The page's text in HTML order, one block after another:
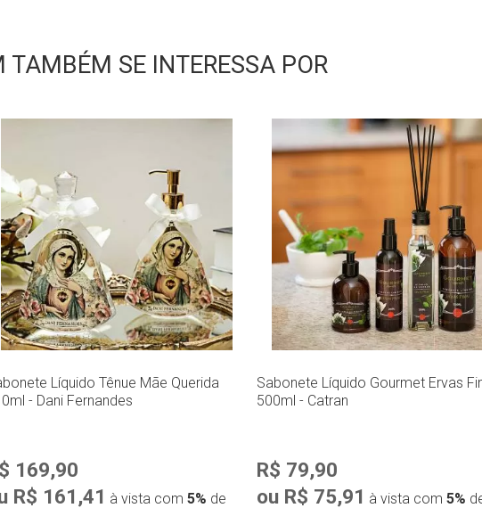
SE INTERESSA POR
Líquido Tênue Mãe Querida
- Dani Fernandes
169,90
R$ 161,41 à vista com5% de
Sabonete Líquido Gourmet Ervas
500ml - Catran
R$ 79,90
ou R$ 75,91 à vista com5%